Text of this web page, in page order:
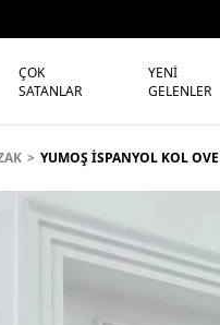
ÇOK
SATANLAR
YENİ
GELENLER
YUMOŞ İSPANYOL KOL